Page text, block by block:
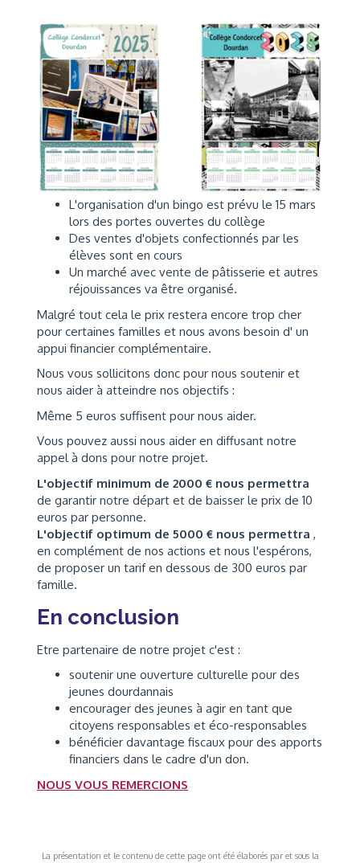
L'organisation d'un bingo est prévu le 15 mars
lors des portes ouvertes du collège
Des ventes d'objets confectionnés par les
élèves sont en cours
Un marché avec vente de pâtisserie et autres
réjouissances va être organisé.
Malgré tout cela le prix restera encore trop cher
pour certaines familles et nous avons besoin d' un
appui financier complémentaire.
Nous vous sollicitons donc pour nous soutenir et
nous aider à atteindre nos objectifs :
Même 5 euros suffisent pour nous aider.
Vous pouvez aussi nous aider en diffusant notre
appel à dons pour notre projet.
L'objectif minimum de 2000 € nous permettra
de garantir notre départ et de baisser le prix de 10
euros par personne.
L'objectif optimum de 5000 € nous permettra ,
en complément de nos actions et nous l'espérons,
de proposer un tarif en dessous de 300 euros par
famille.
En conclusion
Etre partenaire de notre projet c'est :
soutenir une ouverture culturelle pour des
jeunes dourdannais
encourager des jeunes à agir en tant que
citoyens responsables et éco-responsables
bénéficier davantage fiscaux pour des apports
financiers dans le cadre d'un don.
NOUS VOUS REMERCIONS
La présentation et le contenu de cette page ont été élaborés par et sous la